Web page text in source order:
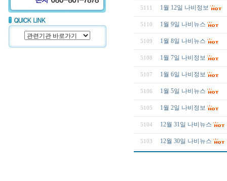
5111 1월 12일 나비정보
5110 1월 9일 나비뉴스
5109 1월 8일 나비뉴스
5108 1월 7일 나비정보
5107 1월 6일 나비정보
5106 1월 5일 나비뉴스
5105 1월 2일 나비정보
5104 12월 31일 나비뉴스
5103 12월 30일 나비뉴스